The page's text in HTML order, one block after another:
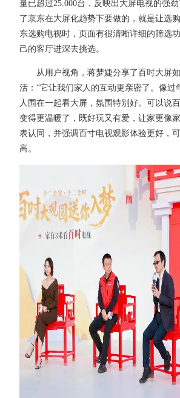
量已超过25.000台，反映出大屏电视的强
了京东在大屏化趋势下要做的，就是让选
东选购电视时，页面有很清晰详细的筛选
己的客厅进深去挑选。
从用户视角，蒋梦婕分享了百吋大屏如
活：“它让我们家人的互动更亲密了。像过
人围在一起看大屏，氛围特别好。可以说
变得更温暖了，既好玩又有爱，让家更像
表认同，并强调百寸电视观影体验更好，
高。